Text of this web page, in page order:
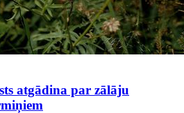
atgādina par zālāju